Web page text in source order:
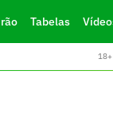
Tabelas